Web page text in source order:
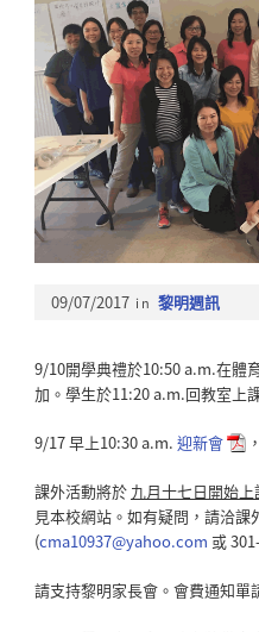
09/07/2017 in 黎明週訊
9/10開學典禮於10:50 a.m.在體
加。學生於11:20 a.m.回教室上
9/17 早上10:30 a.m. 迎新會
課外活動將於 九月十七日開始上
見本校網站。如有疑問，請洽
(cma10937@yahoo.com 或
請支持黎明家長會。會費通知單